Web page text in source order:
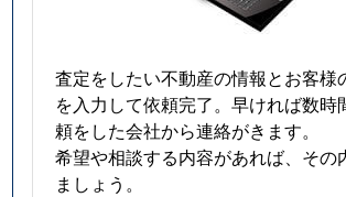
査定をしたい不動産の情報とお客様
を入力して依頼完了。早ければ数時
頼をした会社から連絡がきます。
希望や相談する内容があれば、その
ましょう。